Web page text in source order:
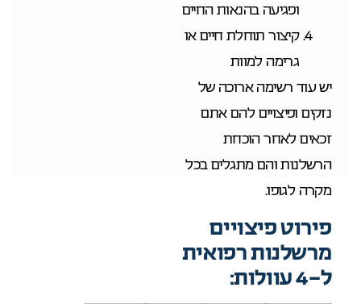
ופגיעה בהנאות החיים
קיצור תוחלת חיים או
גרימה למוות
יש עוד רשימה ארוכה של
נזקים ופיצויים להם אתם
זכאים לאחר הוכחת
הרשלנות והם מתגלים בכל
מקרה לגופו.
פירוט פיצויים
מרשלנות רפואית
ל-4 עוולות: